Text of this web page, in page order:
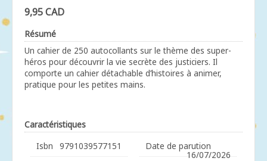
9,95 CAD
Résumé
Un cahier de 250 autocollants sur le thème des super-
héros pour découvrir la vie secrète des justiciers. Il
comporte un cahier détachable d’histoires à animer,
pratique pour les petites mains.
Caractéristiques
Isbn
9791039577151
Date de parution
16/07/2026